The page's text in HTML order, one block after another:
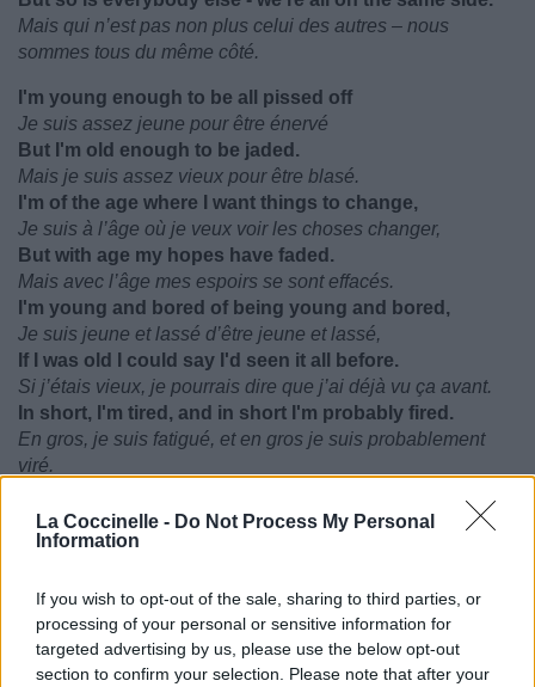
La Coccinelle - Do Not Process My Personal
Information
If you wish to opt-out of the sale, sharing to third parties, or
processing of your personal or sensitive information for
targeted advertising by us, please use the below opt-out
section to confirm your selection. Please note that after your
Mais qui n’est pas non plus celui des autres – nous
sommes tous du même côté.
I'm young enough to be all pissed off
Je suis assez jeune pour être énervé
But I'm old enough to be jaded.
Mais je suis assez vieux pour être blasé.
I'm of the age where I want things to change,
Je suis à l’âge où je veux voir les choses changer,
But with age my hopes have faded.
Mais avec l’âge mes espoirs se sont effacés.
I'm young and bored of being young and bored,
Je suis jeune et lassé d’être jeune et lassé,
If I was old I could say I'd seen it all before.
Si j’étais vieux, je pourrais dire que j’ai déjà vu ça avant.
In short, I'm tired, and in short I'm probably fired.
En gros, je suis fatigué, et en gros je suis probablement
viré.
Si la révolution ne veut pas de moi, je m’en fous.
__________
dans son procès, indiquant qu'il préférait mourir que
l'alternative qu'on lui avait proposé.
² C'est une référence à une chanson emblématique de Bob
Dylan "The times they are a-changing"